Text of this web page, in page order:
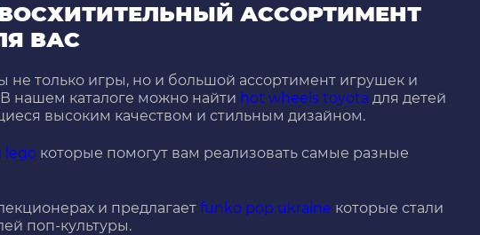
АССОРТИМЕНТ
ВАС
не только игры, но и большой ассортимент игрушек и
нашем каталоге можно найти hot wheels toyota для детей
высоким качеством и стильным дизайном.
lego которые помогут вам реализовать самые разные
и предлагает funko pop ukraine которые стали
поп-культуры.